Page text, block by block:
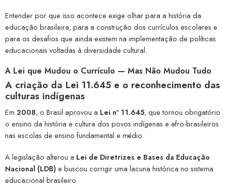
Entender por que isso acontece exige olhar para a história da
educação brasileira, para a construção dos currículos escolares e
para os desafios que ainda existem na implementação de políticas
educacionais voltadas à diversidade cultural.
A Lei que Mudou o Currículo — Mas Não Mudou Tudo
A criação da Lei 11.645 e o reconhecimento das
culturas indígenas
Em 2008, o Brasil aprovou a Lei nº 11.645, que tornou obrigatório
o ensino da história e cultura dos povos indígenas e afro-brasileiros
nas escolas de ensino fundamental e médio.
A legislação alterou a Lei de Diretrizes e Bases da Educação
Nacional (LDB) e buscou corrigir uma lacuna histórica no sistema
educacional brasileiro.